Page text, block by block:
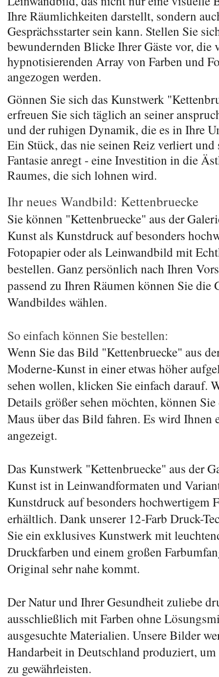
Ihre Räumlichkeiten darstellt, sondern
Gesprächsstarter sein kann. Stellen Sie
bewundernden Blicke Ihrer Gäste vor, die
hypnotisierenden Array von Farben und
angezogen werden.
Gönnen Sie sich das Kunstwerk
erfreuen Sie sich täglich an seiner
und der ruhigen Dynamik, die es in Ihre
Ein Stück, das nie seinen Reiz verliert und
Fantasie anregt - eine Investition in die
Raumes, die sich lohnen wird.
Ihr neues Wandbild: Kettenbruecke
Sie können "Kettenbruecke" aus der
Kunst als Kunstdruck auf besonders
Fotopapier oder als Leinwandbild mit
bestellen. Ganz persönlich nach Ihren
passend zu Ihren Räumen können Sie die
Wandbildes wählen.
So einfach können Sie bestellen:
Wenn Sie das Bild "Kettenbruecke" aus
Moderne-Kunst in einer etwas höher
sehen wollen, klicken Sie einfach darauf.
Details größer sehen möchten, können
Maus über das Bild fahren. Es wird Ihnen
angezeigt.
Das Kunstwerk "Kettenbruecke" aus der
Kunst ist in Leinwandformaten und
Kunstdruck auf besonders hochwertigem
erhältlich. Dank unserer 12-Farb Druck-
Sie ein exklusives Kunstwerk mit
Druckfarben und einem großen
Original sehr nahe kommt.
Der Natur und Ihrer Gesundheit zuliebe
ausschließlich mit Farben ohne
ausgesuchte Materialien. Unsere Bilder
Handarbeit in Deutschland produziert,
zu gewährleisten.